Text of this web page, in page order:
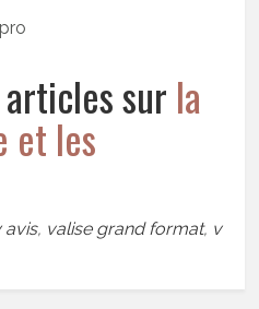
sur la
et les
avis, valise grand format, v